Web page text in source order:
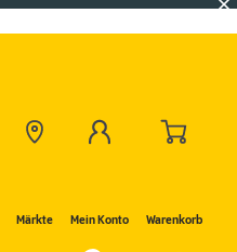
Märkte Mein Konto Warenkorb